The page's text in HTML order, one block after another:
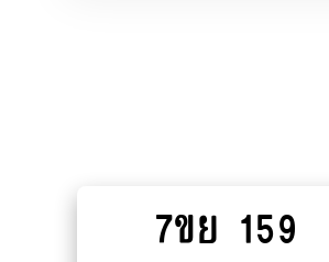
Add
to
7ขย 159